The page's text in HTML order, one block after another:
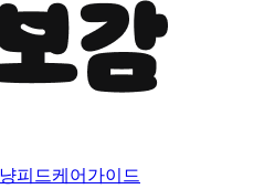
피드케어가이드